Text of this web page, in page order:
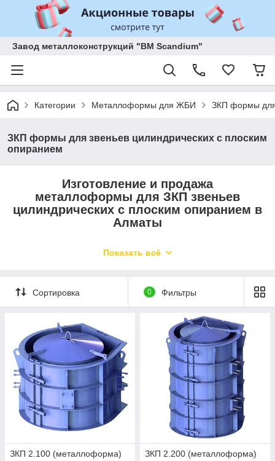
Завод металлоконструкций "BM Scandium"
Категории Металлоформы для ЖБИ ЗКП формы для
ЗКП формы для звеньев цилиндрических с плоским
опиранием
Изготовление и продажа
металлоформы для ЗКП звеньев
цилиндрических с плоским опиранием в
Алматы
Показать всё
Сортировка 0 Фильтры
ЗКП 2.100 (металлоформа)
ЗКП 2.200 (металлоформа)